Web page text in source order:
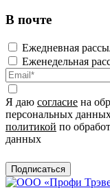
В почте
Ежедневная
Еженедельная
Я даю согласие на
персональных
политикой по
данных
Подписаться